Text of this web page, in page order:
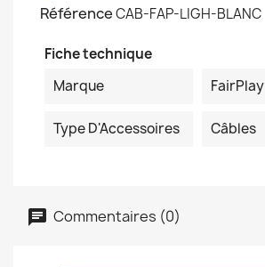
RéférenceCAB-FAP-LIGH-BLANC
Fiche technique
Marque
FairPlay
Type D'Accessoires Câbles
Commentaires (0)